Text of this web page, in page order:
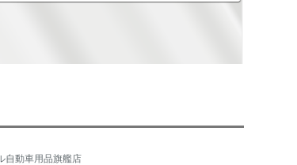
自動車用品旗艦店